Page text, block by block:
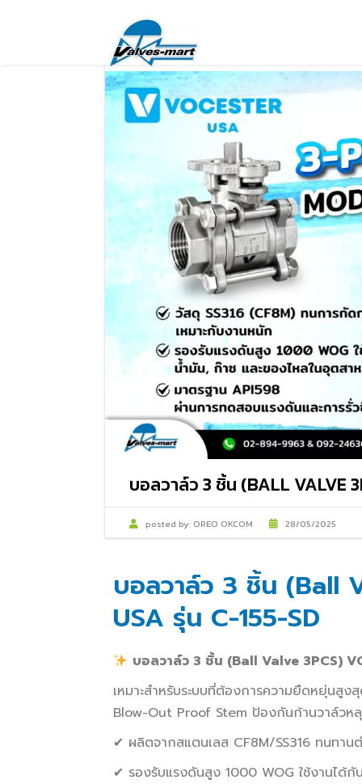
บอลวาล์ว 3 ชิ้น (BALL VALVE
posted by: OREO OKCOM 28/05/2025
บอลวาล์ว 3 ชิ้น (Ball
USA รุ่น C-155-SD
บอลวาล์ว 3 ชิ้น (Ball Valve 3PCS)
เหมาะสำหรับระบบที่ต้องการความยืดหยุ่นสูง
Blow-Out Proof Stem ป้องกันก้านวาล์วห
✔ ผลิตจากสแตนเลส CF8M/SS316 ทนทา
✔ รองรับแรงดันสูง 1000 WOG ใช้งานได้